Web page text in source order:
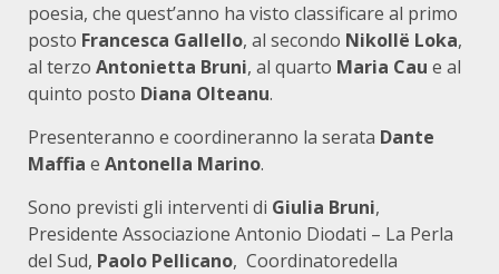
poesia, che quest’anno ha visto classificare al primo
posto Francesca Gallello, al secondo Nikollë Loka,
al terzo Antonietta Bruni, al quarto Maria Cau e al
quinto posto Diana Olteanu.
Presenteranno e coordineranno la serata Dante
Maffia e Antonella Marino.
Sono previsti gli interventi di Giulia Bruni,
Presidente Associazione Antonio Diodati – La Perla
del Sud, Paolo Pellicano, Coordinatoredella